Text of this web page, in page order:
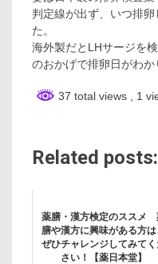
判定線が出ず、いつ排
た。
海外製だとLHサージを
のおかげで排卵日がわか
37 total views , 1
Related posts:
薬膳・漢方検定のススメ
膳や漢方に興味がある方は
ぜひチャレンジしてみて
さい！【薬日本堂】